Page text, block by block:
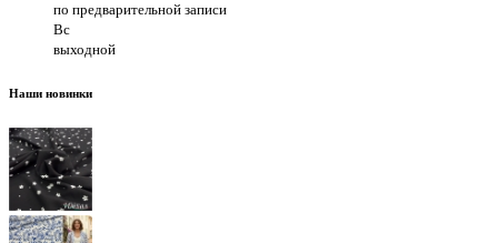
по предварительной записи
Вс
выходной
Наши новинки